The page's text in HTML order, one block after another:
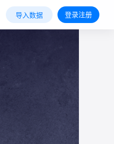
导入数据 登录注册